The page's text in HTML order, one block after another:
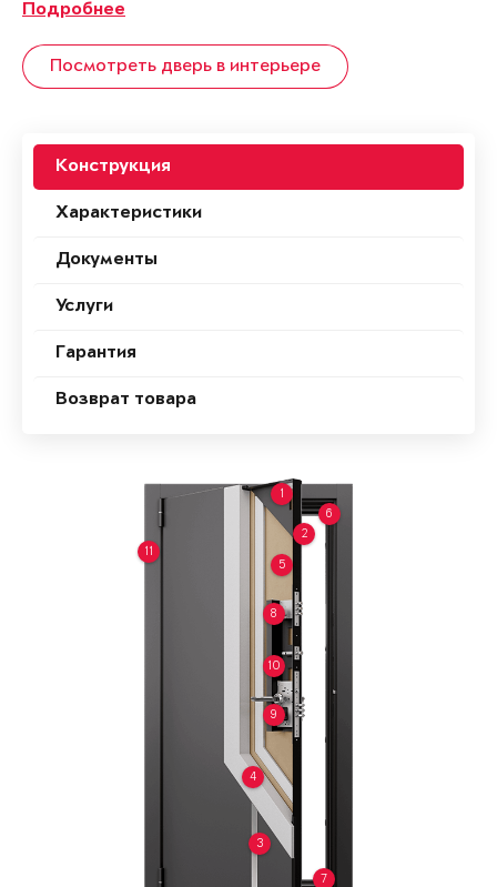
Подробнее
Посмотреть дверь в интерьере
Конструкция
Характеристики
Документы
Услуги
Гарантия
Возврат товара
1
2
3
4
5
6
7
8
9
10
11